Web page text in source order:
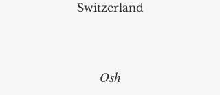
Switzerland
Osh